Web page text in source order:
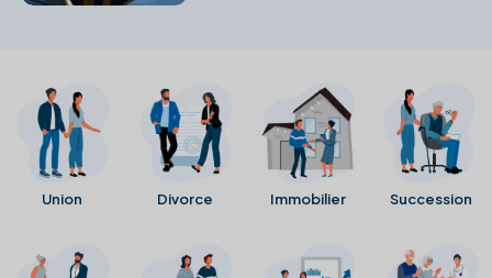
Union Divorce Immobilier Succession